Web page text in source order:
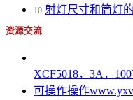
10 射灯尺寸和筒灯
资源交流
XCF5018，3A，
可操作操作